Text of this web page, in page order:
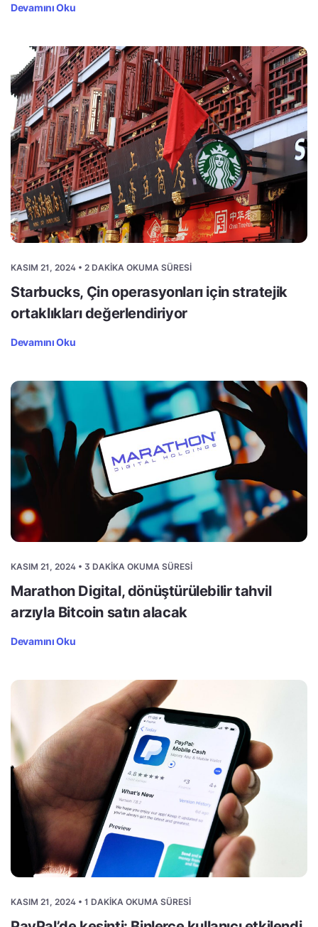
Devamını Oku
KASIM 21, 2024 • 2 DAKIKA OKUMA SÜRESI
Starbucks, Çin operasyonları için stratejik
ortaklıkları değerlendiriyor
Devamını Oku
KASIM 21, 2024 • 3 DAKIKA OKUMA SÜRESI
Marathon Digital, dönüştürülebilir tahvil
arzıyla Bitcoin satın alacak
Devamını Oku
KASIM 21, 2024 • 1 DAKIKA OKUMA SÜRESI